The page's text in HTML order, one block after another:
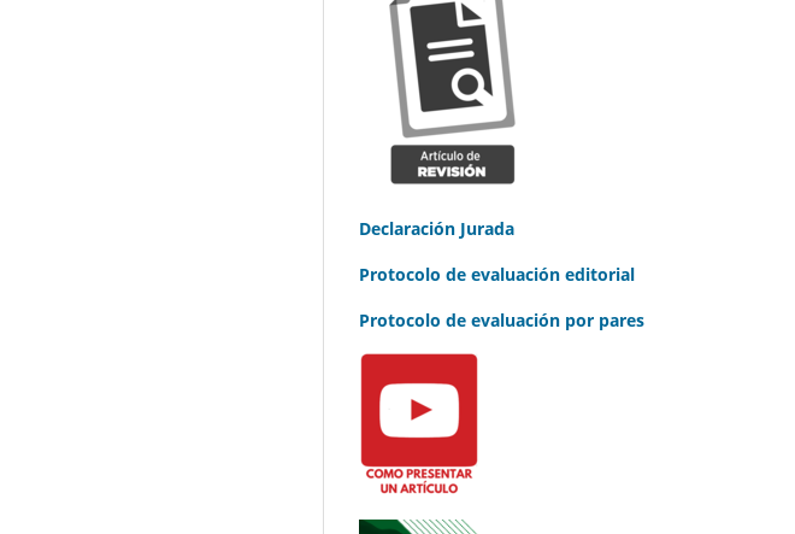
Declaración Jurada
Protocolo de evaluación editorial
Protocolo de evaluación por pares